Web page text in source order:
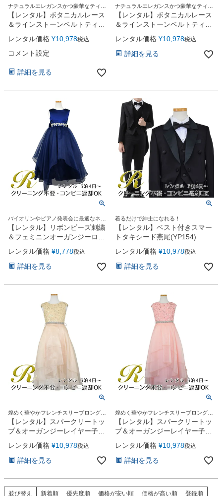
ナチュラルエレガンスかつ豪華なティア
ードチュールロングドレス
【レンタル】ボタニカルレース
＆ラインストーンベルトティア
ードチュール子供ドレス
(YP156)ホワイト
レンタル価格 ¥10,978税込
コメント設定
詳細を見る
ナチュラルエレガンスかつ豪華なティア
ードチュールロングドレス
【レンタル】ボタニカルレース
＆ラインストーンベルトティア
ードチュール子供ドレス
(YP156)セージ
レンタル価格 ¥10,978税込
詳細を見る
バイオリンやピアノ発表会に最適なネイ
ビードレス
【レンタル】リボンビーズ刺繍
＆フェミニンオーガンジーロン
グ子供ドレス(YP155)ネイビー
レンタル価格 ¥8,778税込
詳細を見る
着るだけで紳士になれる！
【レンタル】ベスト付きスマー
トタキシード燕尾(YP154)
レンタル価格 ¥10,978税込
詳細を見る
煌めく華やかフレンチスリーブロングド
レス
【レンタル】スパークリートッ
プ＆オーガンジーレイヤー子供
ドレス(JK3811)タープ
レンタル価格 ¥10,978税込
詳細を見る
煌めく華やかフレンチスリーブロングド
レス
【レンタル】スパークリートッ
プ＆オーガンジーレイヤー子供
ドレス(JK3811)ブラッシュピン
ク
レンタル価格 ¥10,978税込
詳細を見る
並び替え 新着順 優先度順 価格が安い順 価格が高い順 登録順